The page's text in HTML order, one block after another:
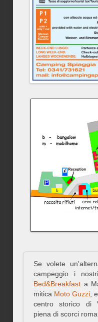
Se volete
campeggio i
Bed&Breakfasta
mitica Moto Guzzi,
centro storico di
piena di scorci